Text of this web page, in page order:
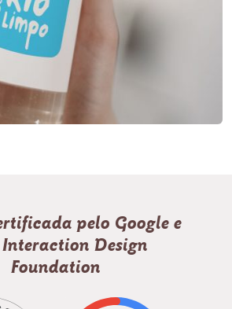
pelo Google e
Design
Foundation